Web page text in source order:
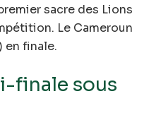
sacre des Lions
Le Cameroun
en finale.
finale sous